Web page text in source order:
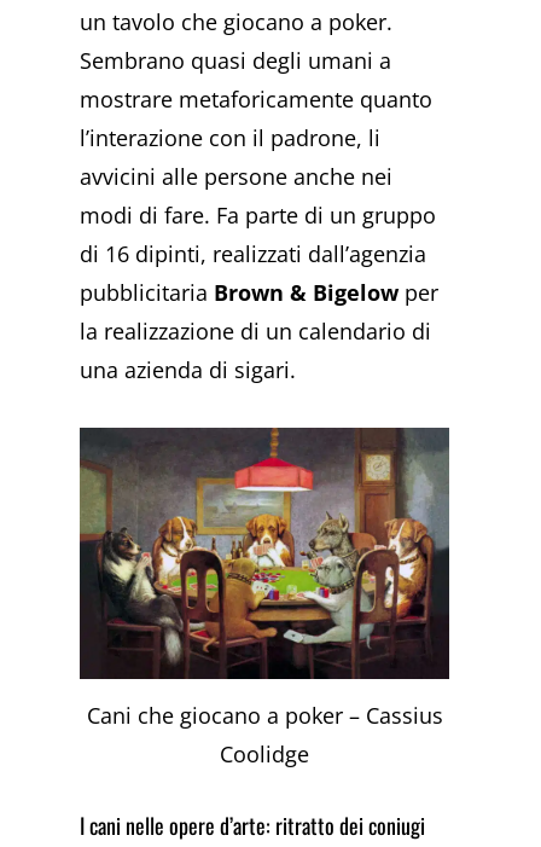
un tavolo che giocano a poker.
Sembrano quasi degli umani a
mostrare metaforicamente quanto
l’interazione con il padrone, li
avvicini alle persone anche nei
modi di fare. Fa parte di un gruppo
di 16 dipinti, realizzati dall’agenzia
pubblicitaria Brown & Bigelowper
la realizzazione di un calendario di
una azienda di sigari.
Cani che giocano a poker – Cassius
Coolidge
I cani nelle opere d’arte: ritratto dei coniugi